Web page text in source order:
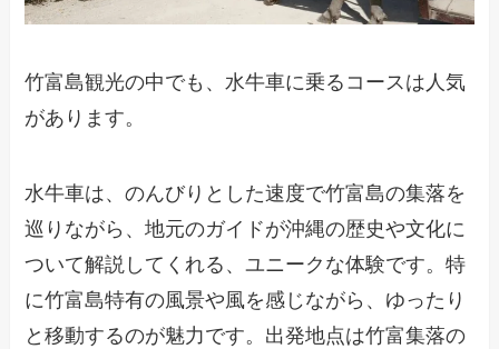
竹富島観光の中でも、水牛車に乗るコースは人気
があります。
水牛車は、のんびりとした速度で竹富島の集落を
巡りながら、地元のガイドが沖縄の歴史や文化に
ついて解説してくれる、ユニークな体験です。特
に竹富島特有の風景や風を感じながら、ゆったり
と移動するのが魅力です。出発地点は竹富集落の